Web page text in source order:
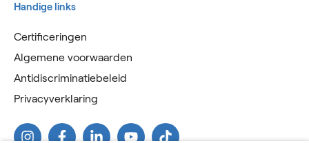
Handige links
Certificeringen
Algemene voorwaarden
Antidiscriminatiebeleid
Privacyverklaring